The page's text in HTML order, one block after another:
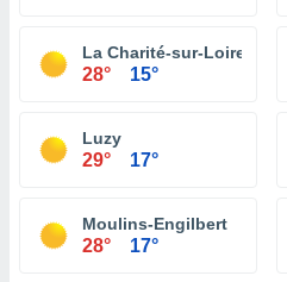
La Charité-sur-Loire
28° 15°
Luzy
29° 17°
Moulins-Engilbert
28° 17°